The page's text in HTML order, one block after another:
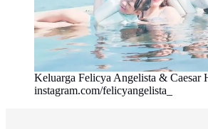
Keluarga Felicya Angelista & Caesar
instagram.com/felicyangelista_